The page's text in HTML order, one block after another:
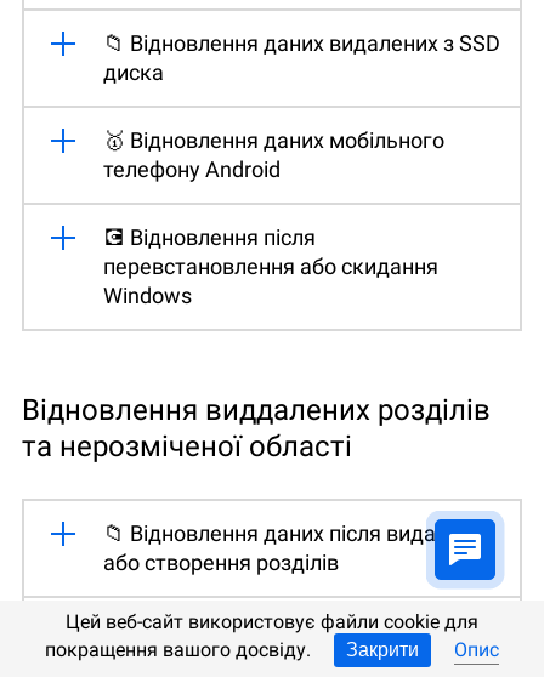
📁 Відновлення даних видалених з SSD
диска
🥇 Відновлення даних мобільного
телефону Android
💽 Відновлення після
перевстановлення або скидання
Windows
Відновлення виддалених розділів
та нерозміченої області
📁 Відновлення даних після видалення
або створення розділів
🛠️ Як виправити RAW диск і відновити
дані з HDD
Цей веб-сайт використовує файли cookie для
покращення вашого досвіду.
Закрити Опис